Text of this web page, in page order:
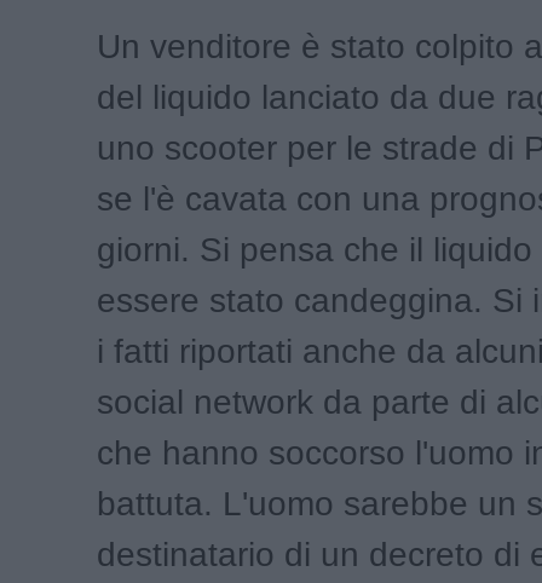
Un venditore è stato colpito
del liquido lanciato da due
uno scooter per le strade di
se l'è cavata con una
giorni. Si pensa che il liquido
essere stato candeggina. Si
i fatti riportati anche da
social network da parte di
che hanno soccorso l'uomo
battuta. L'uomo sarebbe un
destinatario di un decreto di